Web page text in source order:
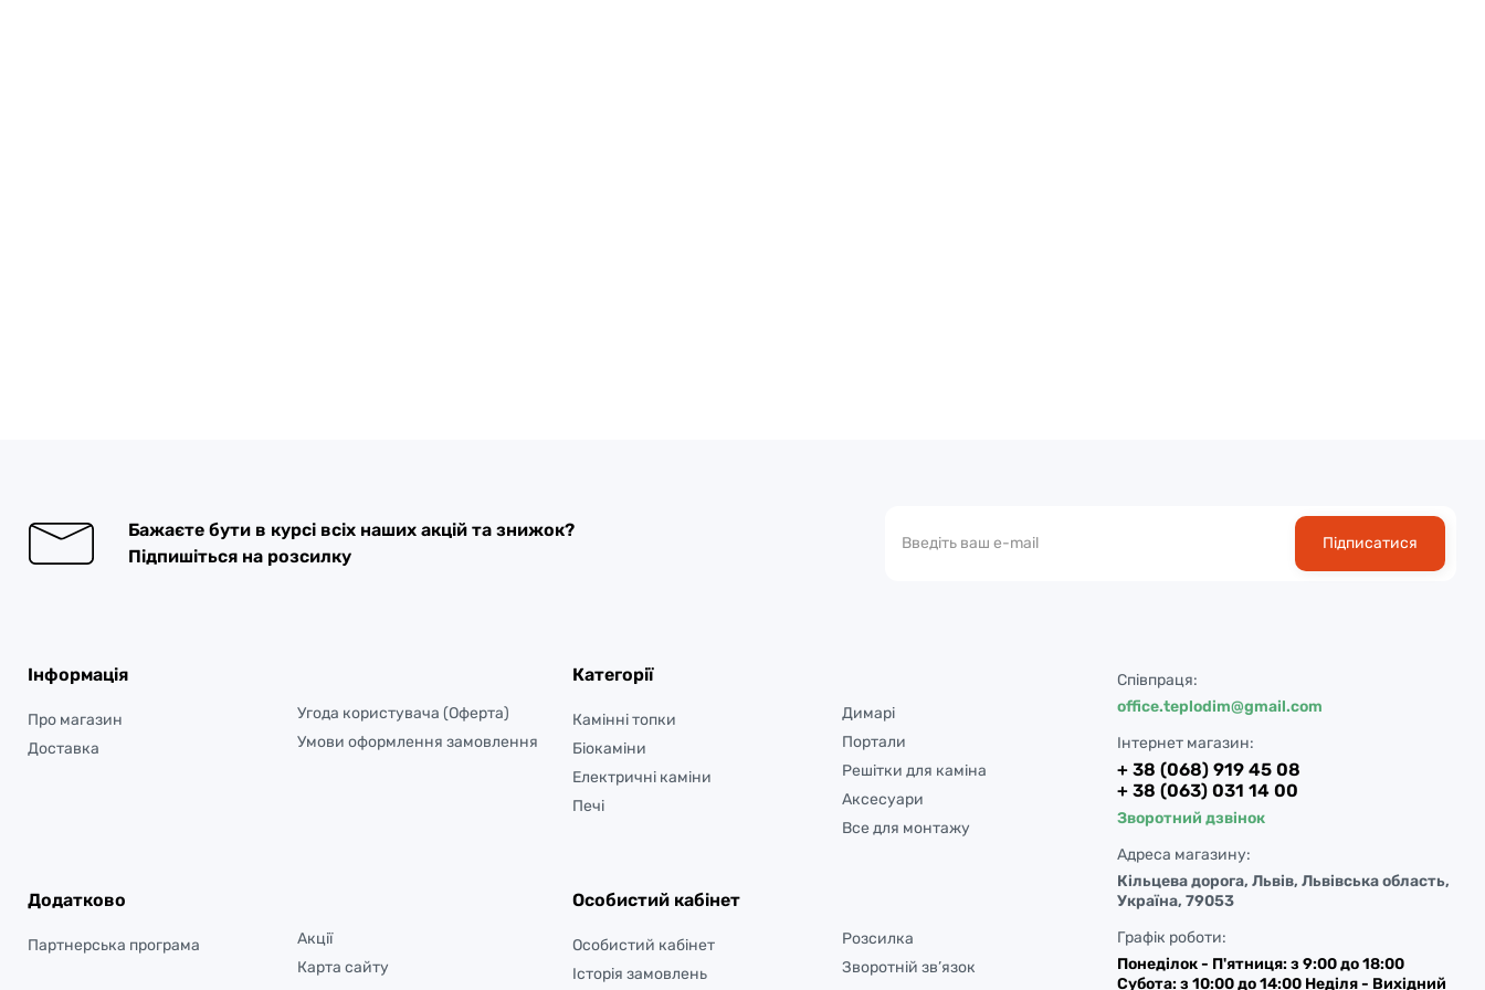
Бажаєте бути в курсі всіх наших акцій та знижок?
Підпишіться на розсилку
Підписатися
Інформація
Про магазин
Доставка
Угода користувача (Оферта)
Умови оформлення замовлення
Категорії
Камінні топки
Біокаміни
Електричні каміни
Печі
Димарі
Портали
Решітки для каміна
Аксесуари
Все для монтажу
Додатково
Партнерська програма
Акції
Карта сайту
Особистий кабінет
Особистий кабінет
Історія замовлень
Розсилка
Зворотній зв’язок
Співпраця:
office.teplodim@gmail.com
Інтернет магазин:
+ 38 (068) 919 45 08
+ 38 (063) 031 14 00
Зворотний дзвінок
Адреса магазину:
Кільцева дорога, Львів, Львівська область,
Україна, 79053
Графік роботи:
Понеділок - П'ятниця: з 9:00 до 18:00
Субота: з 10:00 до 14:00 Неділя - Вихідний